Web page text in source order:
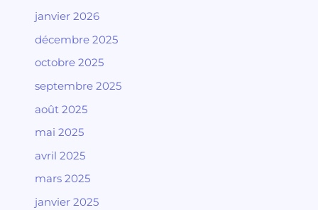
janvier 2026
décembre 2025
octobre 2025
septembre 2025
août 2025
mai 2025
avril 2025
mars 2025
janvier 2025